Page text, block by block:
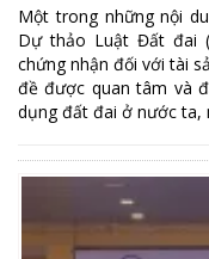
Một trong những nội
Dự thảo Luật Đất đai
chứng nhận đối với tài
đề được quan tâm và
dụng đất đai ở nước ta,